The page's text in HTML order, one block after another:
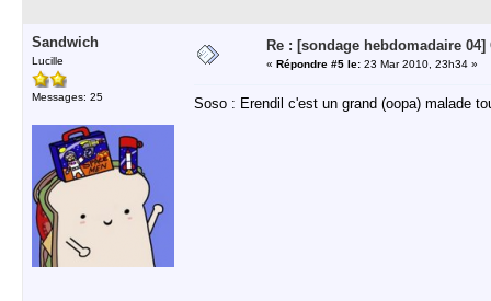
Sandwich
Lucille
Messages: 25
Re : [sondage hebdomadaire 04]
« Répondre #5 le: 23 Mar 2010, 23h34 »
Soso : Erendil c'est un grand (oopa) malade